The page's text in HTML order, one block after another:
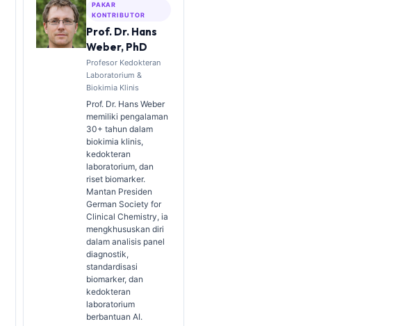
PAKAR
KONTRIBUTOR
Prof. Dr. Hans
Weber, PhD
Profesor Kedokteran
Laboratorium &
Biokimia Klinis
Prof. Dr. Hans Weber
memiliki pengalaman
30+ tahun dalam
biokimia klinis,
kedokteran
laboratorium, dan
riset biomarker.
Mantan Presiden
German Society for
Clinical Chemistry, ia
mengkhususkan diri
dalam analisis panel
diagnostik,
standardisasi
biomarker, dan
kedokteran
laboratorium
berbantuan AI.